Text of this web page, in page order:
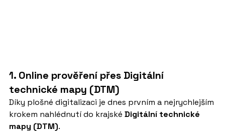
1. Online prověření přes Digitální
technické mapy (DTM)
Díky plošné digitalizaci je dnes prvním a nejrychlejším
krokem nahlédnutí do krajské Digitální technické
mapy (DTM).